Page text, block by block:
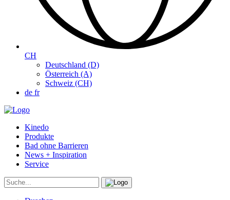
CH
Deutschland (D)
Österreich (A)
Schweiz (CH)
de fr
Kinedo
Produkte
Bad ohne Barrieren
News + Inspiration
Service